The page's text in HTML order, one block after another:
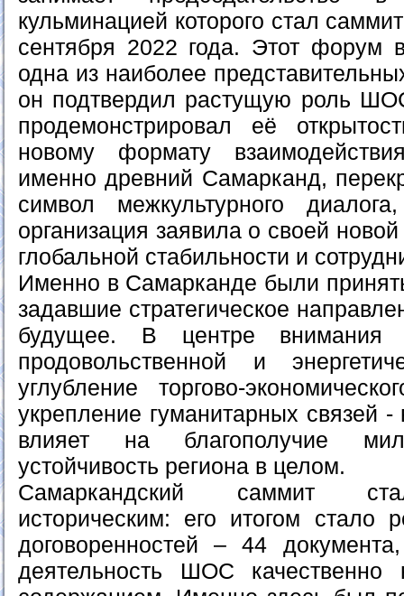
кульминацией которого стал
сентября 2022 года. Этот форум
одна из наиболее
он подтвердил растущую роль
продемонстрировал её
новому формату
именно древний Самарканд,
символ межкультурного
организация заявила о своей
глобальной стабильности и
Именно в Самарканде были
задавшие стратегическое
будущее. В центре внимания
продовольственной и
углубление торгово-
укрепление гуманитарных связей
влияет на благополучие
устойчивость региона в целом.
Самаркандский саммит
историческим: его итогом стало
договоренностей – 44
деятельность ШОС качественно